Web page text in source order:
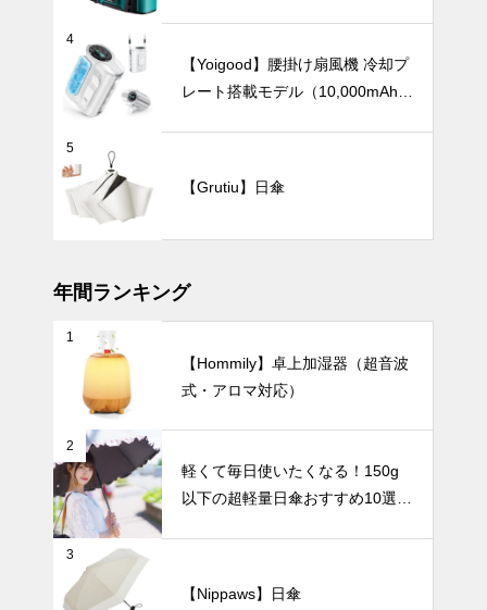
立つ空間コー
インテリア小物
シンプルイン
テリアがもっ
とおしゃれに
なる！花瓶の
ガイド。
UV・雨対策
ワンタッチで
簡単、片手で
ラクラク使え
る！自動開閉
式の日傘おす
すめ8選。
UV・雨対策
急な雨にも慌
てない！晴れ
の日も雨の日
4
【Yoigood】腰掛け扇風機 冷却プ
レート搭載モデル（10,000mAh・
5
【Grutiu】日傘
年間ランキング
1
【Hommily】卓上加湿器（超音波
式・アロマ対応）
2
軽くて毎日使いたくなる！150g
以下の超軽量日傘おすすめ10選
3
【Nippaws】日傘